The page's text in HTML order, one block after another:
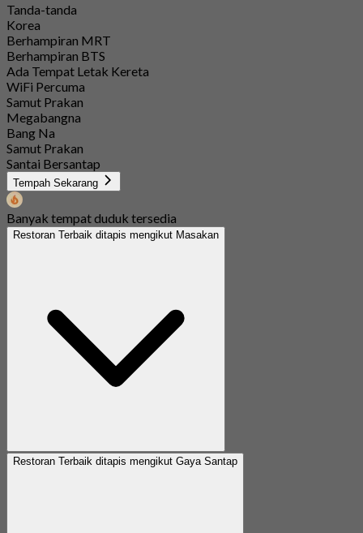
Tanda-tanda
Korea
Berhampiran MRT
Berhampiran BTS
Ada Tempat Letak Kereta
WiFi Percuma
Samut Prakan
Megabangna
Bang Na
Samut Prakan
Santai Bersantap
Tempah Sekarang
Banyak tempat duduk tersedia
Restoran Terbaik ditapis mengikut Masakan
Restoran Terbaik ditapis mengikut Gaya Santap